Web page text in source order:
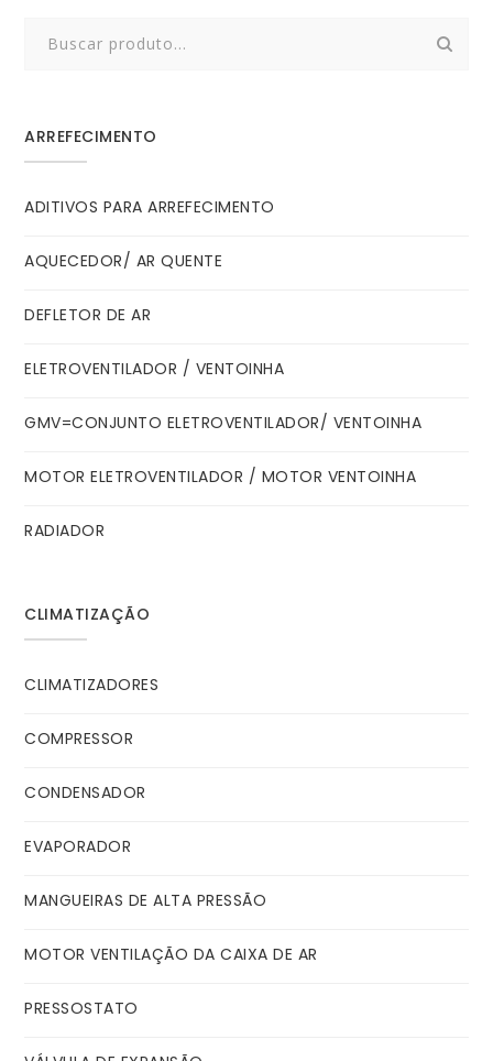
ARREFECIMENTO
ADITIVOS PARA ARREFECIMENTO
AQUECEDOR/ AR QUENTE
DEFLETOR DE AR
ELETROVENTILADOR / VENTOINHA
GMV=CONJUNTO ELETROVENTILADOR/ VENTOINHA
MOTOR ELETROVENTILADOR / MOTOR VENTOINHA
RADIADOR
CLIMATIZAÇÃO
CLIMATIZADORES
COMPRESSOR
CONDENSADOR
EVAPORADOR
MANGUEIRAS DE ALTA PRESSÃO
MOTOR VENTILAÇÃO DA CAIXA DE AR
PRESSOSTATO